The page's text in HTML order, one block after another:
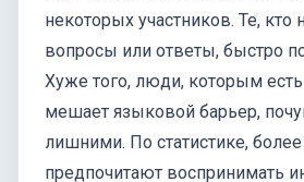
некоторых участников. Те, кто
вопросы или ответы, быстро
Хуже того, люди, которым есть
мешает языковой барьер,
лишними. По статистике,
предпочитают воспринимать